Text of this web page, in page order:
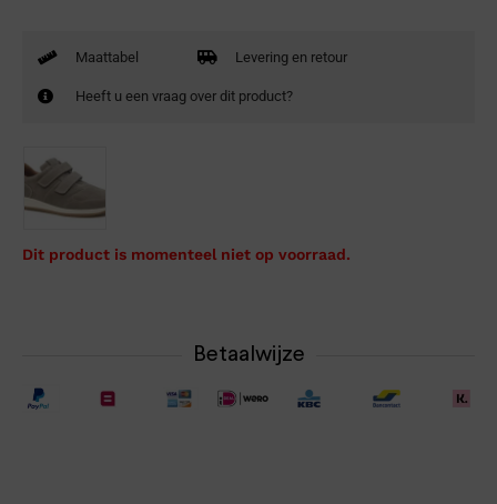
Maattabel Levering en retour
Heeft u een vraag over dit product?
Dit product is momenteel niet op voorraad.
Betaalwijze